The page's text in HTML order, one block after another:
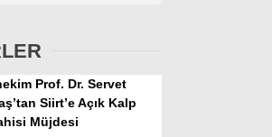
Prof. Dr. Servet
Siirt’e Açık Kalp
Müjdesi